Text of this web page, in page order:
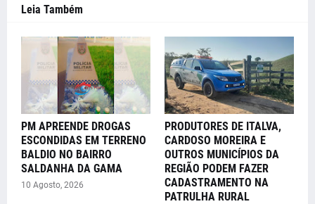
Leia Também
PM APREENDE DROGAS
ESCONDIDAS EM TERRENO
BALDIO NO BAIRRO
SALDANHA DA GAMA
10 Agosto, 2026
PRODUTORES DE ITALVA,
CARDOSO MOREIRA E
OUTROS MUNICÍPIOS DA
REGIÃO PODEM FAZER
CADASTRAMENTO NA
PATRULHA RURAL